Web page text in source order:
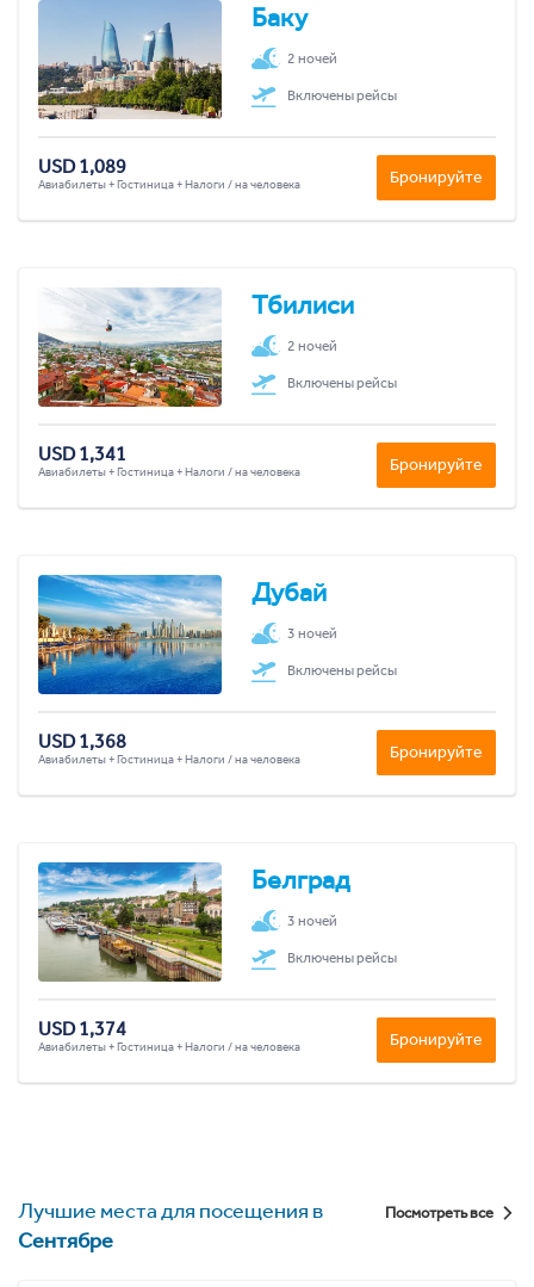
Баку
2 ночей
Включены рейсы
USD 1,089
Авиабилеты + Гостиница + Налоги / на человека Бронируйте
Тбилиси
2 ночей
Включены рейсы
USD 1,341
Авиабилеты + Гостиница + Налоги / на человека Бронируйте
Дубай
3 ночей
Включены рейсы
USD 1,368
Авиабилеты + Гостиница + Налоги / на человека Бронируйте
Белград
3 ночей
Включены рейсы
USD 1,374
Авиабилеты + Гостиница + Налоги / на человека Бронируйте
Лучшие места для посещения в
Сентябре
Посмотреть все